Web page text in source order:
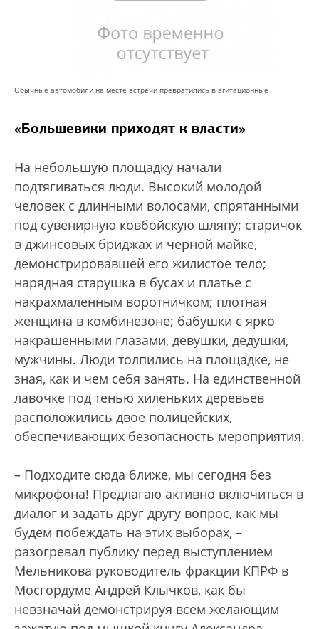
Обычные автомобили на месте встречи превратились в агитационные
«Большевики приходят к власти»
На небольшую площадку начали
подтягиваться люди. Высокий молодой
человек с длинными волосами, спрятанными
под сувенирную ковбойскую шляпу; старичок
в джинсовых бриджах и черной майке,
демонстрировавшей его жилистое тело;
нарядная старушка в бусах и платье с
накрахмаленным воротничком; плотная
женщина в комбинезоне; бабушки с ярко
накрашенными глазами, девушки, дедушки,
мужчины. Люди толпились на площадке, не
зная, как и чем себя занять. На единственной
лавочке под тенью хиленьких деревьев
расположились двое полицейских,
обеспечивающих безопасность мероприятия.
– Подходите сюда ближе, мы сегодня без
микрофона! Предлагаю активно включиться в
диалог и задать друг другу вопрос, как мы
будем побеждать на этих выборах, –
разогревал публику перед выступлением
Мельникова руководитель фракции КПРФ в
Мосгордуме Андрей Клычков, как бы
невзначай демонстрируя всем желающим